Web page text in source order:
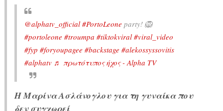
@alphatv_official #PortoLeone party! 🦁
#portoleone #troumpa #tiktokviral #viral_video
#fyp #foryoupagee #backstage #alekossyssovitis
#alphatv ♬ πρωτότυπος ήχος - Alpha TV
Η Μαρίνα Ασλάνογλου για τη γυναίκα που
δεν συγχωρεί